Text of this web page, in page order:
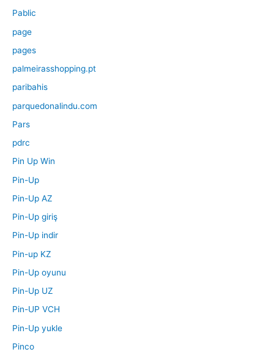
Pablic
page
pages
palmeirasshopping.pt
paribahis
parquedonalindu.com
Pars
pdrc
Pin Up Win
Pin-Up
Pin-Up AZ
Pin-Up giriş
Pin-Up indir
Pin-up KZ
Pin-Up oyunu
Pin-Up UZ
Pin-UP VCH
Pin-Up yukle
Pinco